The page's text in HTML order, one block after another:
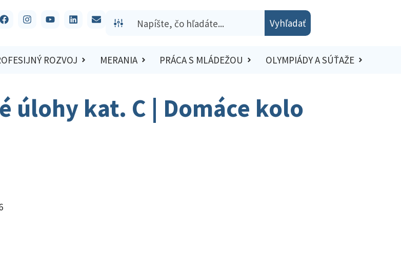
Vyhľadať
ROZVOJ MERANIA PRÁCA S MLÁDEŽOU OLYMPIÁDY A SÚŤAŽE
úlohy kat. C | Domáce kolo